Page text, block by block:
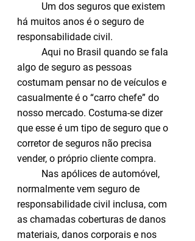
Um dos seguros que existem
há muitos anos é o seguro de
responsabilidade civil.
Aqui no Brasil quando se fala
algo de seguro as pessoas
costumam pensar no de veículos e
casualmente é o “carro chefe” do
nosso mercado. Costuma-se dizer
que esse é um tipo de seguro que o
corretor de seguros não precisa
vender, o próprio cliente compra.
Nas apólices de automóvel,
normalmente vem seguro de
responsabilidade civil inclusa, com
as chamadas coberturas de danos
materiais, danos corporais e nos